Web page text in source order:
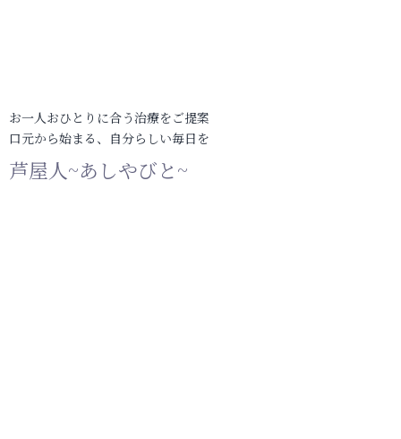
お一人おひとりに合う治療をご提案
口元から始まる、自分らしい毎日を
芦屋人~あしやびと~